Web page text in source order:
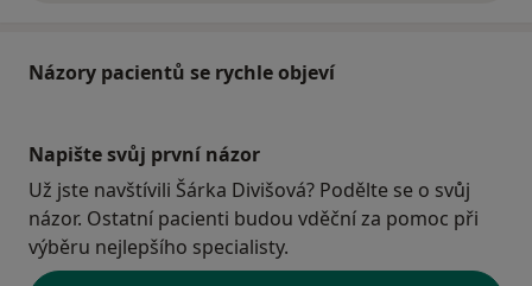
Názory pacientů se rychle objeví
Napište svůj první názor
Už jste navštívili Šárka Divišová? Podělte se o svůj
názor. Ostatní pacienti budou vděční za pomoc při
výběru nejlepšího specialisty.